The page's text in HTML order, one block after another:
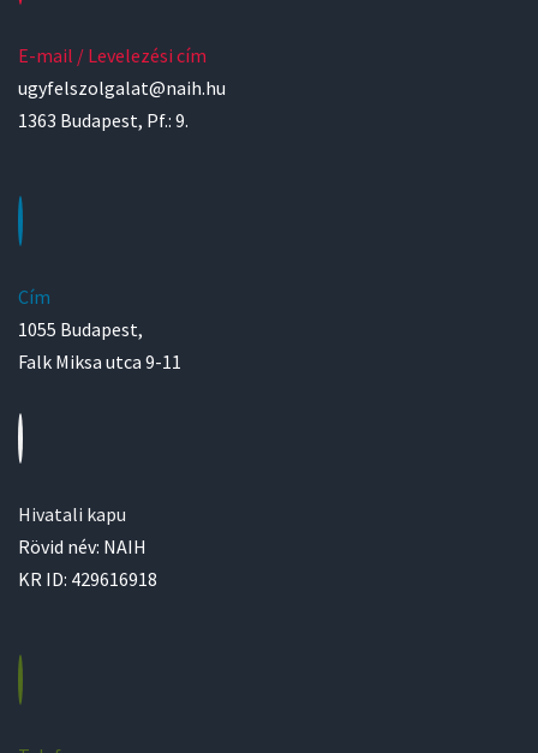
E-mail / Levelezési cím
ugyfelszolgalat@naih.hu
1363 Budapest, Pf.: 9.
Cím
1055 Budapest,
Falk Miksa utca 9-11
Hivatali kapu
Rövid név: NAIH
KR ID: 429616918